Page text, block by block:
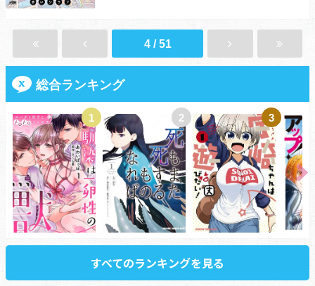
4 / 51
総合ランキング
1 2 3
すべてのランキングを見る